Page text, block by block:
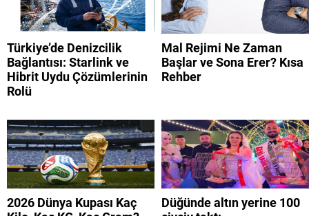
Türkiye’de Denizcilik
Bağlantısı: Starlink ve
Hibrit Uydu Çözümlerinin
Rolü
Mal Rejimi Ne Zaman
Başlar ve Sona Erer? Kısa
Rehber
2026 Dünya Kupası Kaç
Düğünde altın yerine 100